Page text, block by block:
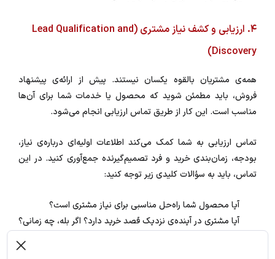
۴. ارزیابی و کشف نیاز مشتری (Lead Qualification and
Discovery)
همه‌ی مشتریان بالقوه یکسان نیستند. پیش از ارائه‌ی پیشنهاد
فروش، باید مطمئن شوید که محصول یا خدمات شما برای آن‌ها
مناسب است. این کار از طریق تماس ارزیابی انجام می‌شود.
تماس ارزیابی به شما کمک می‌کند اطلاعات اولیه‌ای درباره‌ی نیاز،
بودجه، زمان‌بندی خرید و فرد تصمیم‌گیرنده جمع‌آوری کنید. در این
تماس، باید به سؤالات کلیدی زیر توجه کنید:
آیا محصول شما راه‌حل مناسبی برای نیاز مشتری است؟
آیا مشتری در آینده‌ی نزدیک قصد خرید دارد؟ اگر بله، چه زمانی؟
چه کسی تصمیم نهایی برای خرید را می‌گیرد و آیا اطلاعات